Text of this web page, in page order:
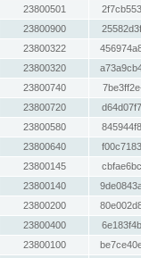
23800501
23800900
23800322
23800320
23800740
23800720
23800580
23800640
23800145
23800140
23800200
23800400
23800100